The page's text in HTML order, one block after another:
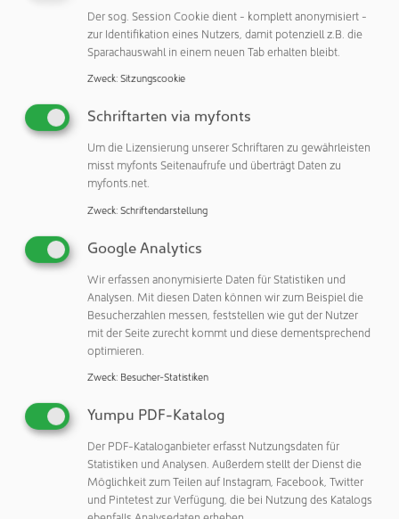
Ausführungen in korrosionsbeständigem Edelstahl.
Der Drehspannriegel GN 516 wiederum eignet sich überall
geht. Bei GN 516 wird die Drehbewegung nach 90 Grad
nicht beendet, sondern anschließend in einen linearen Hub
des Riegels umgesetzt und so ein hoher Anpressweg –
beispielsweise in Kombination mit einer elastischen
Dichtung – realisiert.
Eine andere Option für eine vibrationsfeste Schließung
basiert auf dem Push-to-Turn-Prinzip: Das Bedienelement
in Form von Hebel, Knebel oder Rändelgriff arretiert in der
Endlage und sperrt sich selbstständig. Durch Drücken in
radialer Richtung löst man diese Sperre und kann die 90-
Grad-Drehung ausführen.
Otto Ganter GmbH & Co. KG
Triberger Straße 3
78120 Furtwangen
Deutschland
Telefon: +49 7723 65070
Der sog. Session Cookie dient - komplett anonymisiert -
zur Identifikation eines Nutzers, damit potenziell z.B. die
Sparachauswahl in einem neuen Tab erhalten bleibt.
Zweck: Sitzungscookie
Schriftarten via myfonts
Um die Lizensierung unserer Schriftaren zu gewährleisten
misst myfonts Seitenaufrufe und überträgt Daten zu
myfonts.net.
Zweck: Schriftendarstellung
Google Analytics
Wir erfassen anonymisierte Daten für Statistiken und
Analysen. Mit diesen Daten können wir zum Beispiel die
Besucherzahlen messen, feststellen wie gut der Nutzer
mit der Seite zurecht kommt und diese dementsprechend
optimieren.
Zweck: Besucher-Statistiken
Yumpu PDF-Katalog
Der PDF-Kataloganbieter erfasst Nutzungsdaten für
Statistiken und Analysen. Außerdem stellt der Dienst die
Möglichkeit zum Teilen auf Instagram, Facebook, Twitter
und Pintetest zur Verfügung, die bei Nutzung des Katalogs